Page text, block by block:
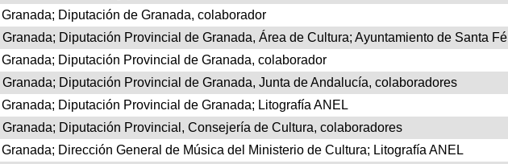
Diputación de Granada, colaborador
Diputación Provincial de Granada, Área de Cultura; Ayuntamiento de Santa Fé
Diputación Provincial de Granada, colaborador
Diputación Provincial de Granada, Junta de Andalucía, colaboradores
Diputación Provincial de Granada; Litografía ANEL
Diputación Provincial, Consejería de Cultura, colaboradores
Dirección General de Música del Ministerio de Cultura; Litografía ANEL